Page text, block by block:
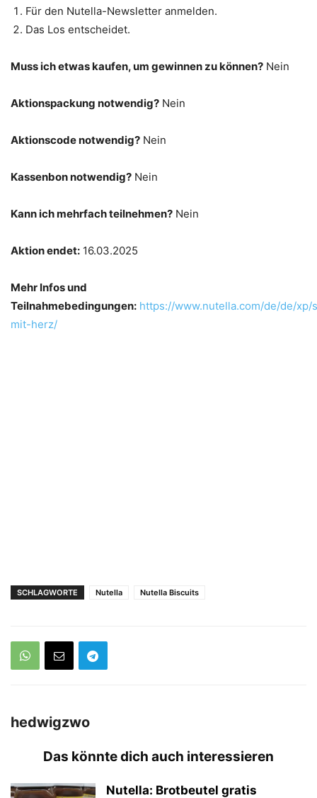
Für den Nutella-Newsletter anmelden.
Das Los entscheidet.
Muss ich etwas kaufen, um gewinnen zu können? Nein
Aktionspackung notwendig? Nein
Aktionscode notwendig? Nein
Kassenbon notwendig? Nein
Kann ich mehrfach teilnehmen? Nein
Aktion endet: 16.03.2025
Mehr Infos und
Teilnahmebedingungen: https://www.nutella.com/de/de/xp/
mit-herz/
SCHLAGWORTE Nutella Nutella Biscuits
hedwigzwo
Das könnte dich auch interessieren
Nutella: Brotbeutel gratis